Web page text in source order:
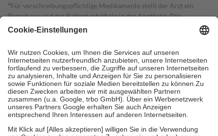
4Für verschreibungspflichtige Medikamente stellt der Arzt ein
Rezept aus und der Patient erhält sie in der Apotheke. Die
gesetzliche Krankenversicherung übernimmt in der Regel die
Kosten dafür, der Versicherte trägt einen Teil davon als Zuzahlung
Grundsätzlich leisten Mitglieder Zuzahlungen in Höhe von zehn
Prozent des Abgabepreises,mindestens jedochfünf Euround
höchstens zehn Euro.Es sind jedoch nie mehr als die tatsächlichen
Kosten der Leistung zu entrichten.
Diese Regeln gelten grundsätzlich auch für Online-Apotheken.
Bei Heilmitteln und häuslicher Krankenpflege beträgt die
Zuzahlung zehn Prozent der Kosten sowie zehn Euro je
Verordnung.